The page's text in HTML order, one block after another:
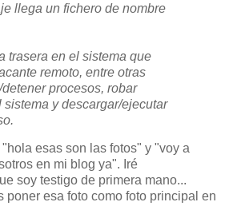
llega un fichero de nombre
trasera en el sistema que
remoto, entre otras
procesos, robar
sistema y descargar/ejecutar
esas son las fotos" y "voy a
en mi blog ya". Iré
soy testigo de primera mano...
poner esa foto como foto principal en